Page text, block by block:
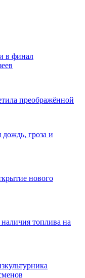
в финал
преображённой
дождь, гроза и
нового
топлива на